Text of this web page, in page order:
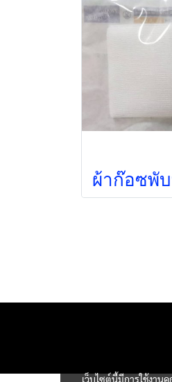
เว็บไซต์นี้มีการใช้งาน